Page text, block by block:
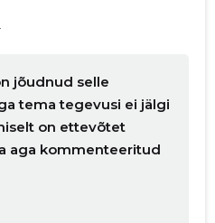
jõudnud selle
tema tegevusi ei jälgi
on ettevõtet
aga kommenteeritud
pildi